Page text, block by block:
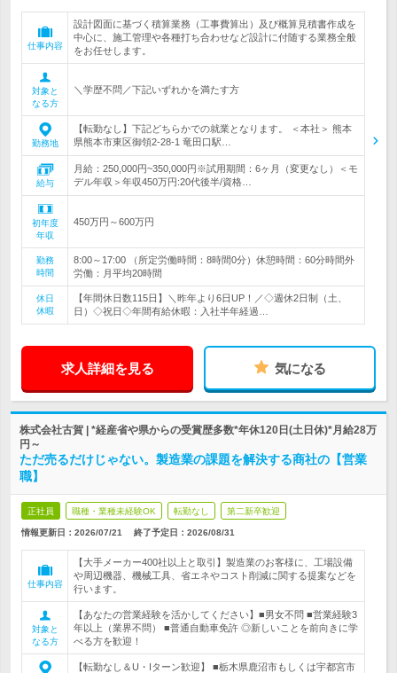
仕事内容
設計図面に基づく積算業務（工事費算出）及び概算見積書作成を
中心に、施工管理や各種打ち合わせなど設計に付随する業務全般
をお任せします。
対象と
なる方
＼学歴不問／下記いずれかを満たす方
勤務地
【転勤なし】下記どちらかでの就業となります。 ＜本社＞ 熊本
県熊本市東区御領2-28-1 竜田口駅…
給与
月給：250,000円~350,000円※試用期間：6ヶ月（変更なし）＜モ
デル年収＞年収450万円:20代後半/資格…
初年度
年収
450万円～600万円
勤務
時間
8:00～17:00 （所定労働時間：8時間0分）休憩時間：60分時間外
労働：月平均20時間
休日
休暇
【年間休日数115日】＼昨年より6日UP！／◇週休2日制（土、
日）◇祝日◇年間有給休暇：入社半年経過…
求人詳細を見る 気になる
株式会社古賀 | *経産省や県からの受賞歴多数*年休120日(土日休)*月給28万
円～
ただ売るだけじゃない。製造業の課題を解決する商社の【営業
職】
正社員 職種・業種未経験OK 転勤なし 第二新卒歓迎
情報更新日：2026/07/21 終了予定日： 2026/08/31
仕事内容
【大手メーカー400社以上と取引】製造業のお客様に、工場設備
や周辺機器、機械工具、省エネやコスト削減に関する提案などを
行います。
対象と
なる方
【あなたの営業経験を活かしてください】■男女不問 ■営業経験3
年以上（業界不問） ■普通自動車免許 ◎新しいことを前向きに学
べる方を歓迎！
【転勤なし＆U・Iターン歓迎】 ■栃木県鹿沼市もしくは宇都宮市